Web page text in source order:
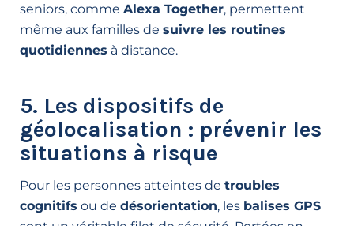
seniors, comme Alexa Together, permettent
même aux familles de suivre les routines
quotidiennes à distance.
5. Les dispositifs de
géolocalisation : prévenir les
situations à risque
Pour les personnes atteintes de troubles
cognitifs ou de désorientation, les balises GPS